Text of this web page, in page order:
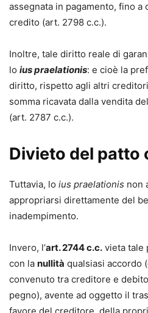
assegnata in pagamento, fino a
credito (art. 2798 c.c.).
Inoltre, tale diritto reale di
lo ius praelationis: e cioè la
diritto, rispetto agli altri
somma ricavata dalla vendita
(art. 2787 c.c.).
Divieto del patto
Tuttavia, lo ius praelationis non
appropriarsi direttamente del
inadempimento.
Invero, l’art. 2744 c.c. vieta tale
con la nullità qualsiasi accordo
convenuto tra creditore e
pegno), avente ad oggetto il